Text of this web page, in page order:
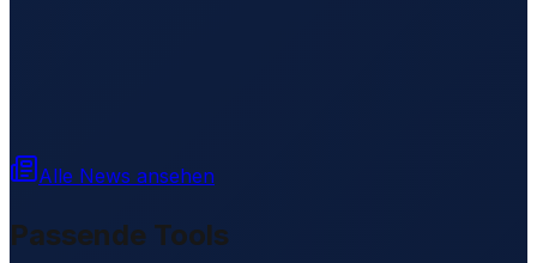
Alle News ansehen
Passende Tools